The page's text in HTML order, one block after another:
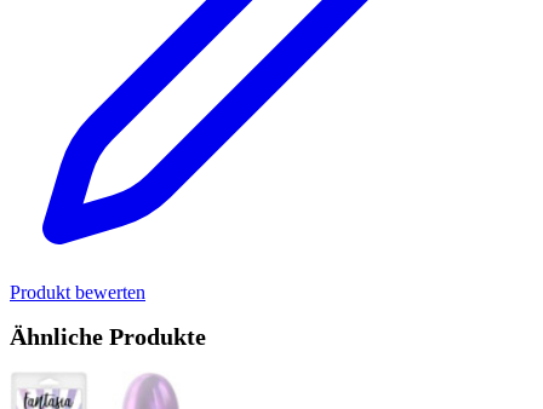
Produkt bewerten
Ähnliche Produkte